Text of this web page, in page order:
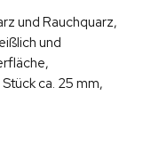
und Rauchquarz,
und
ca. 25 mm,